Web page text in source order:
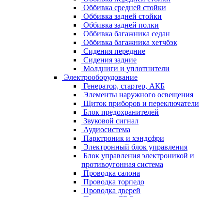
Оббивка средней стойки
Оббивка задней стойки
Оббивка задней полки
Оббивка багажника седан
Оббивка багажника хетчбэк
Сидения передние
Сидения задние
Молдниги и уплотнители
Электрооборудование
Генератор, стартер, АКБ
Элементы наружного освещения
Щиток приборов и переключатели
Блок предохранителей
Звуковой сигнал
Аудиосистема
Парктроник и хэндсфри
Электронный блок управления
Блок управления электроникой и
противоугонная система
Проводка салона
Проводка торпедо
Проводка дверей